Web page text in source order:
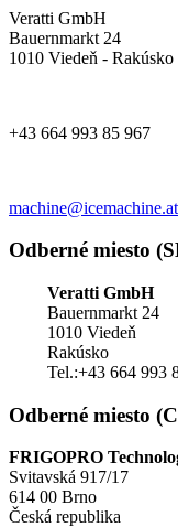
Veratti GmbH
Bauernmarkt 24
1010 Viedeň - Rakúsko
+43 664 993 85 967
machine@icemachine.at
Odberné miesto
Veratti GmbH
Bauernmarkt 24
1010 Viedeň
Rakúsko
Tel.:+43 664 993
Odberné miesto
FRIGOPRO
Svitavská 917/17
614 00 Brno
Česká republika